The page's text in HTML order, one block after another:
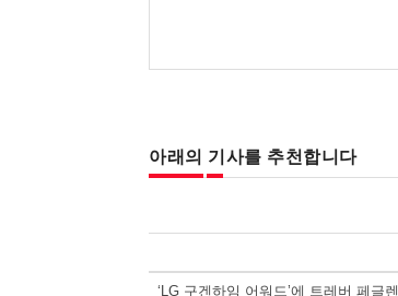
아래의 기사를 추천합니다
‘LG 구겐하임 어워드’에 트레버 페글렌